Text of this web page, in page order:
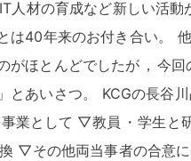
IT人材の育成など新しい活動
は40年来のお付き合い。
がほとんどでしたが ， 今回
とあいさつ。 KCGの長谷
業として ▽教員 ・ 学生と
▽その他両当事者の合意